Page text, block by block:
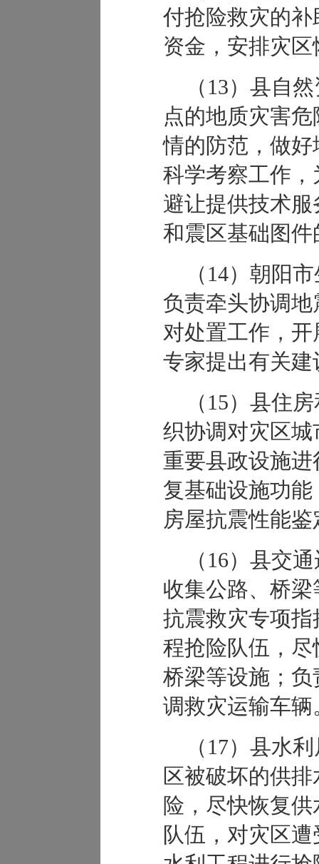
付抢险救灾的
资金，安排灾
（13）县自
点的地质灾害
情的防范，做
科学考察工作
避让提供技术
和震区基础图
（14）朝阳
负责牵头协调
对处置工作，
专家提出有关建
（15）县住
织协调对灾区
重要县政设施
复基础设施功
房屋抗震性能
（16）县交
收集公路、桥
抗震救灾专项
程抢险队伍，
桥梁等设施；
调救灾运输车辆
（17）县水
区被破坏的供
险，尽快恢复
队伍，对灾区